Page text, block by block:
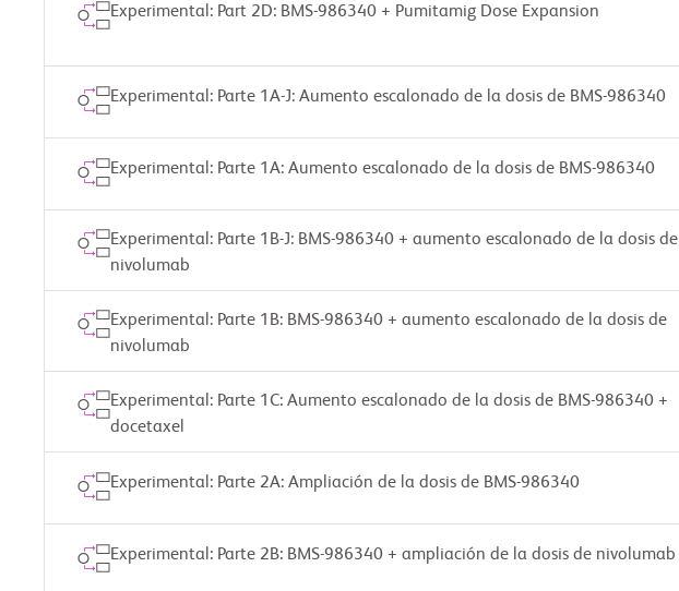
Experimental: Part 2D: BMS-986340 + Pumitamig Dose Expansion
Experimental: Parte 1A-J: Aumento escalonado de la dosis de BMS-986340
Experimental: Parte 1A: Aumento escalonado de la dosis de BMS-986340
Experimental: Parte 1B-J: BMS-986340 + aumento escalonado de la dosis de
nivolumab
Experimental: Parte 1B: BMS-986340 + aumento escalonado de la dosis de
nivolumab
Experimental: Parte 1C: Aumento escalonado de la dosis de BMS-986340 +
docetaxel
Experimental: Parte 2A: Ampliación de la dosis de BMS-986340
Experimental: Parte 2B: BMS-986340 + ampliación de la dosis de nivolumab